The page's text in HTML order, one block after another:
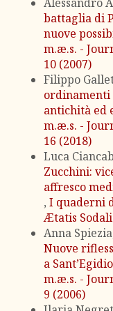
battaglia di
nuove
m.æ.s. -
10 (2007)
Filippo
ordinamenti
antichità ed
m.æ.s. -
16 (2018)
Luca
Zucchini:
affresco
, I quaderni
Ætatis
Anna
Nuove
a
m.æ.s. -
9 (2006)